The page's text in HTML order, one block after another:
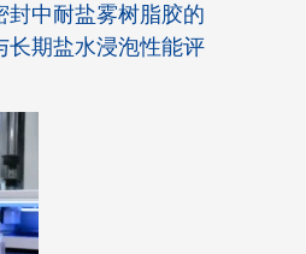
封中耐盐雾树脂胶的
长期盐水浸泡性能评